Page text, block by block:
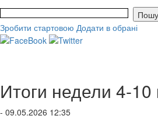
Зробити стартовою Додати в обрані
Итоги недели 4-
- 09.05.2026 12:35